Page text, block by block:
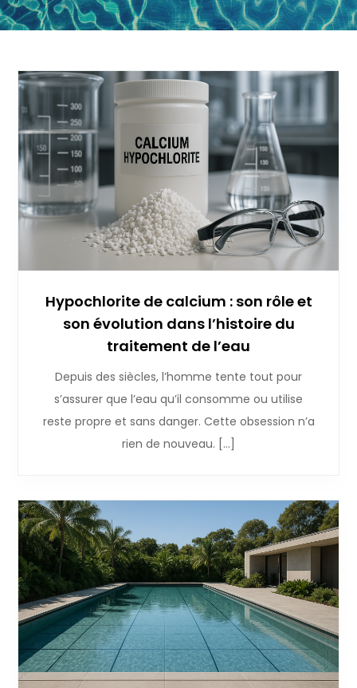
Hypochlorite de calcium : son rôle et
son évolution dans l’histoire du
traitement de l’eau
Depuis des siècles, l’homme tente tout pour
s’assurer que l’eau qu’il consomme ou utilise
reste propre et sans danger. Cette obsession n’a
rien de nouveau. […]